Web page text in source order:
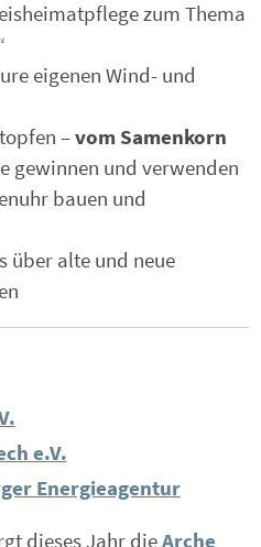
zum Thema
eigenen Wind- und
–vom Samenkorn
gewinnen und verwenden
bauen und
über alte und neue
e.V.
Energieagentur
dieses Jahr dieArche